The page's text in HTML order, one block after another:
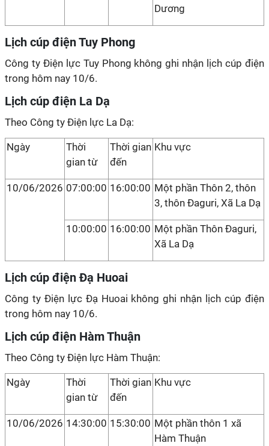
Dương
Lịch cúp điện Tuy Phong
Công ty Điện lực Tuy Phong không ghi nhận lịch cúp điện
trong hôm nay 10/6.
Lịch cúp điện La Dạ
Theo Công ty Điện lực La Dạ:
Ngày
Thời
gian từ
Thời gian
đến
Khu vực
10/06/2026 07:00:00 16:00:00 Một phần Thôn 2, thôn
3, thôn Đaguri, Xã La Dạ
10:00:00 16:00:00 Một phần Thôn Đaguri,
Xã La Dạ
Lịch cúp điện Đạ Huoai
Công ty Điện lực Đạ Huoai không ghi nhận lịch cúp điện
trong hôm nay 10/6.
Lịch cúp điện Hàm Thuận
Theo Công ty Điện lực Hàm Thuận:
Ngày
Thời
gian từ
Thời gian
đến
Khu vực
10/06/2026 14:30:00 15:30:00 Một phần thôn 1 xã
Hàm Thuận